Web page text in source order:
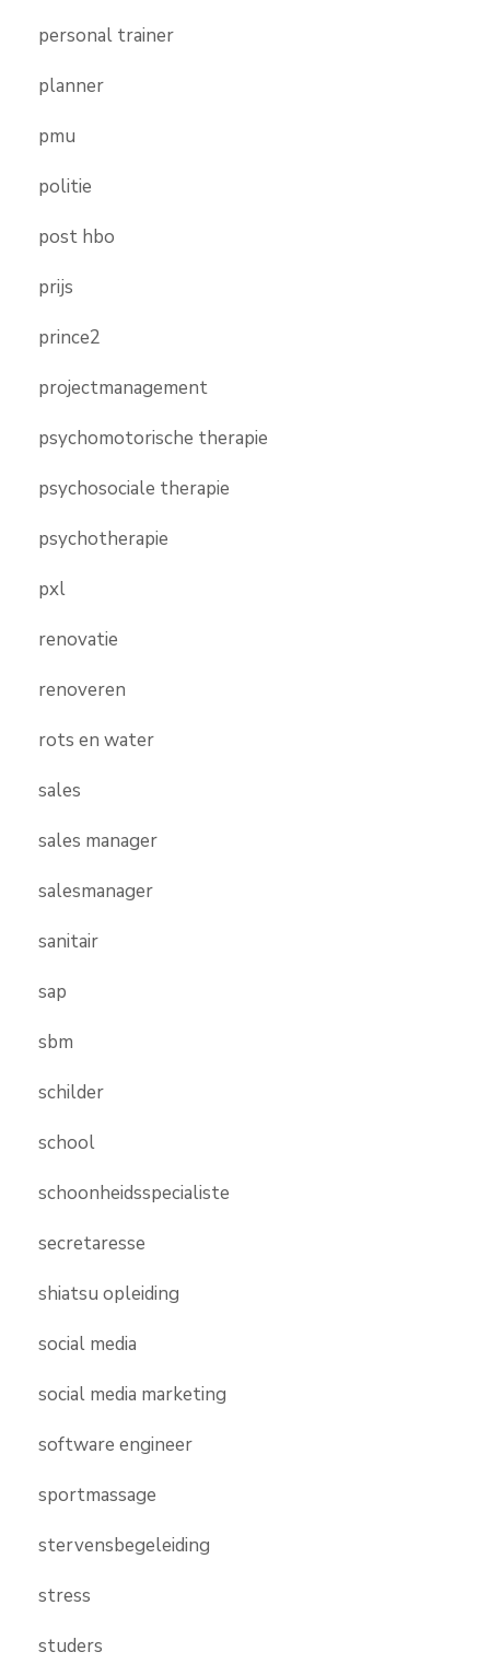
personal trainer
planner
pmu
politie
post hbo
prijs
prince2
projectmanagement
psychomotorische therapie
psychosociale therapie
psychotherapie
pxl
renovatie
renoveren
rots en water
sales
sales manager
salesmanager
sanitair
sap
sbm
schilder
school
schoonheidsspecialiste
secretaresse
shiatsu opleiding
social media
social media marketing
software engineer
sportmassage
stervensbegeleiding
stress
studers